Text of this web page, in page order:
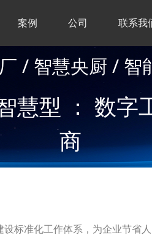
案例 公司 联系我
/ 智慧央厨 / 智
慧型 ： 数字
商
设标准化工作体系， 为企业节省